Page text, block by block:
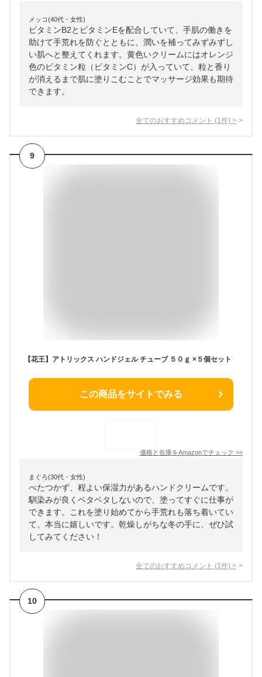
メッコ(40代・女性)
ビタミンB2とビタミンEを配合していて、手肌の働きを
助けて手荒れを防ぐとともに、潤いを補ってみずみずし
い肌へと整えてくれます。黄色いクリームにはオレンジ
色のビタミン粒（ビタミンC）が入っていて、粒と香り
が消えるまで肌に塗りこむことでマッサージ効果も期待
できます。
全てのおすすめコメント (1 件) >
9
【花王】アトリックス ハンドジェル チューブ ５０ｇ ×５個セット
この商品をサイトでみる
価格と在庫をAmazonでチェック >>
まぐろ(30代・女性)
べたつかず、程よい保湿力があるハンドクリームです。
馴染みが良くベタベタしないので、塗ってすぐに仕事が
できます。これを塗り始めてから手荒れも落ち着いてい
て、本当に嬉しいです。乾燥しがちな冬の手に、ぜひ試
してみてください！
全てのおすすめコメント (1 件) >
10